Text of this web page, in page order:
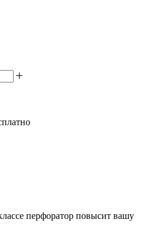
перфоратор повысит вашу